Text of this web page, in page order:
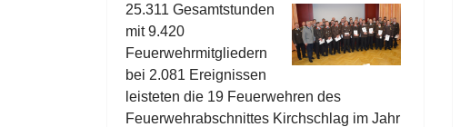
25.311 Gesamtstunden
mit 9.420
Feuerwehrmitgliedern
bei 2.081 Ereignissen
leisteten die 19 Feuerwehren des
Feuerwehrabschnittes Kirchschlag im Jahr